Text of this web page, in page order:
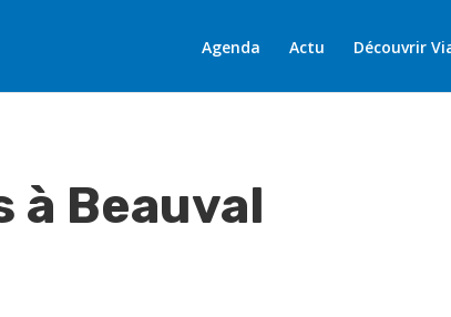
Agenda Actu Découvrir
à Beauval